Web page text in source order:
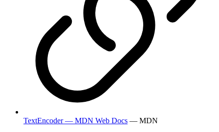
TextEncoder — MDN Web Docs — MDN